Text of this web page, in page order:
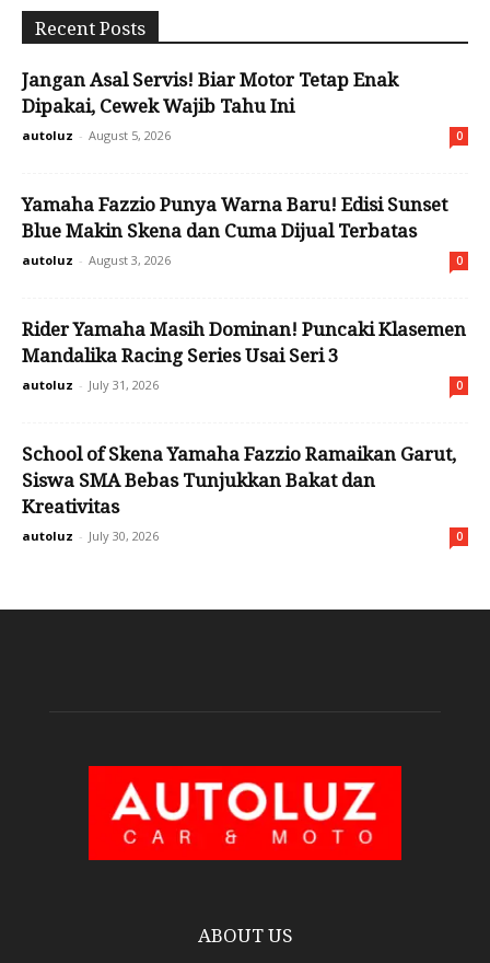
Recent Posts
Jangan Asal Servis! Biar Motor Tetap Enak
Dipakai, Cewek Wajib Tahu Ini
autoluz - August 5, 2026 0
Yamaha Fazzio Punya Warna Baru! Edisi Sunset
Blue Makin Skena dan Cuma Dijual Terbatas
autoluz - August 3, 2026 0
Rider Yamaha Masih Dominan! Puncaki Klasemen
Mandalika Racing Series Usai Seri 3
autoluz - July 31, 2026 0
School of Skena Yamaha Fazzio Ramaikan Garut,
Siswa SMA Bebas Tunjukkan Bakat dan
Kreativitas
autoluz - July 30, 2026 0
ABOUT US